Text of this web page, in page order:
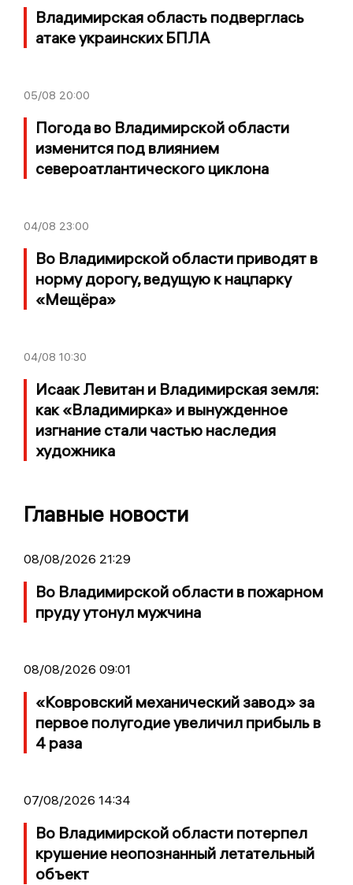
Владимирская область подверглась
атаке украинских БПЛА
05/08 20:00
Погода во Владимирской области
изменится под влиянием
североатлантического циклона
04/08 23:00
Во Владимирской области приводят в
норму дорогу, ведущую к нацпарку
«Мещёра»
04/08 10:30
Исаак Левитан и Владимирская земля:
как «Владимирка» и вынужденное
изгнание стали частью наследия
художника
Главные новости
08/08/2026 21:29
Во Владимирской области в пожарном
пруду утонул мужчина
08/08/2026 09:01
«Ковровский механический завод» за
первое полугодие увеличил прибыль в
4 раза
07/08/2026 14:34
Во Владимирской области потерпел
крушение неопознанный летательный
объект